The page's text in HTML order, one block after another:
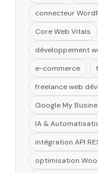
connecteur
Core Web Vitals
développement
e-commerce
freelance web
Google My
IA &
intégration API
optimisation